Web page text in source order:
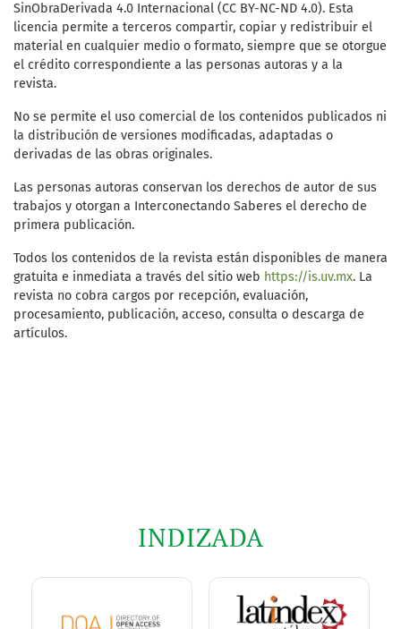
SinObraDerivada 4.0 Internacional (CC BY-NC-ND 4.0). Esta
licencia permite a terceros compartir, copiar y redistribuir el
material en cualquier medio o formato, siempre que se otorgue
el crédito correspondiente a las personas autoras y a la
revista.
No se permite el uso comercial de los contenidos publicados ni
la distribución de versiones modificadas, adaptadas o
derivadas de las obras originales.
Las personas autoras conservan los derechos de autor de sus
trabajos y otorgan a Interconectando Saberes el derecho de
primera publicación.
Todos los contenidos de la revista están disponibles de manera
gratuita e inmediata a través del sitio web https://is.uv.mx. La
revista no cobra cargos por recepción, evaluación,
procesamiento, publicación, acceso, consulta o descarga de
artículos.
INDIZADA